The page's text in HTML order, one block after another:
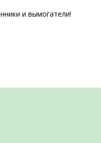
и вымогатели!